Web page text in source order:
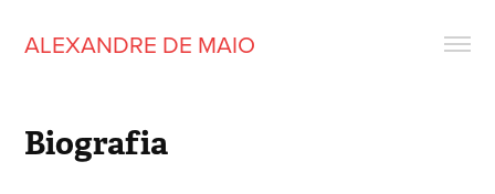
ALEXANDRE DE MAIO
Biografia